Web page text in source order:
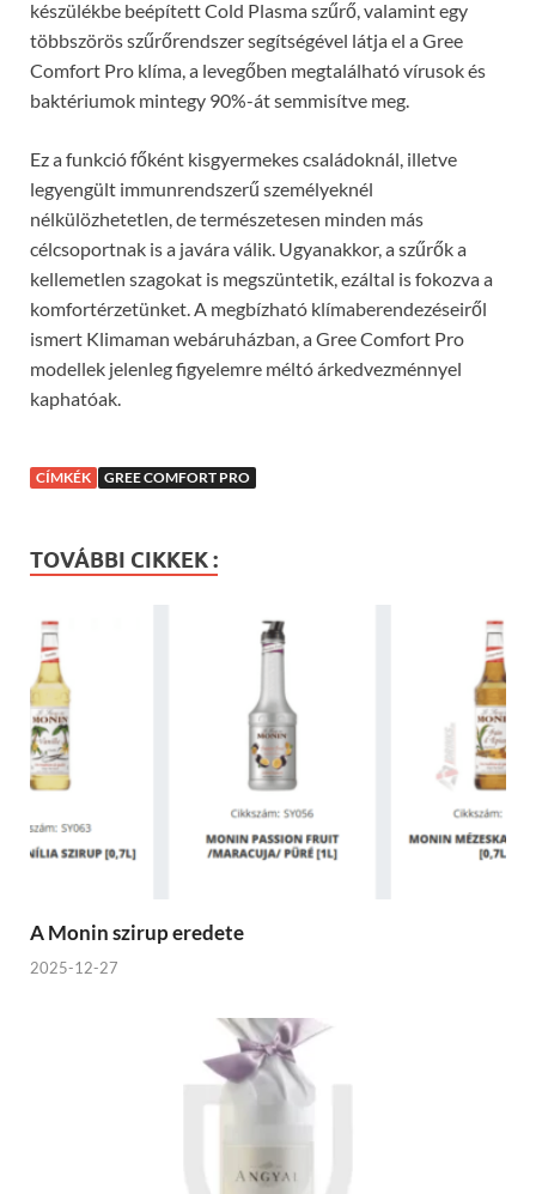
készülékbe beépített Cold Plasma szűrő, valamint egy
többszörös szűrőrendszer segítségével látja el a Gree
Comfort Pro klíma, a levegőben megtalálható vírusok és
baktériumok mintegy 90%-át semmisítve meg.
Ez a funkció főként kisgyermekes családoknál, illetve
legyengült immunrendszerű személyeknél
nélkülözhetetlen, de természetesen minden más
célcsoportnak is a javára válik. Ugyanakkor, a szűrők a
kellemetlen szagokat is megszüntetik, ezáltal is fokozva a
komfortérzetünket. A megbízható klímaberendezéseiről
ismert Klimaman webáruházban, a Gree Comfort Pro
modellek jelenleg figyelemre méltó árkedvezménnyel
kaphatóak.
CÍMKÉK GREE COMFORT PRO
TOVÁBBI CIKKEK :
A Monin szirup eredete
2025-12-27